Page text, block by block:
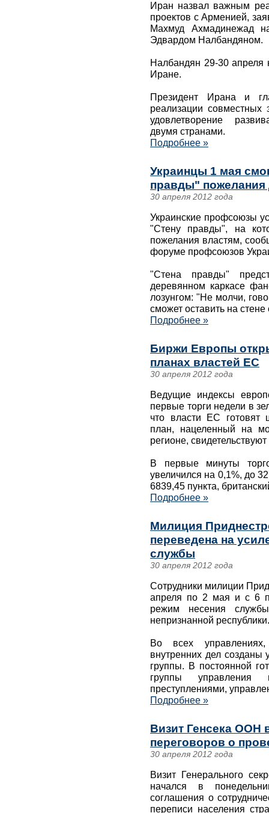
Иран назвал важным
проектов с Арменией,
Махмуд Ахмадинежад
Эдвардом Налбандяном.
Налбандян 29-30
Иране.
Президент Ирана и
реализации совместных
удовлетворение
двумя странами.
Подробнее »
Украинцы 1 мая
правды" пожелания
30 апреля 2012 года
Украинские профсоюзы
"Стену правды", на
пожелания властям,
форуме профсоюзов
"Стена правды"
деревянном каркасе
лозунгом: "Не молчи,
сможет оставить на
Подробнее »
Биржи Европы
планах властей ЕС
30 апреля 2012 года
Ведущие индексы
первые торги недели в
что власти ЕС готовят
план, нацеленный на
регионе,
В первые минуты
увеличился на 0,1%, до
6839,45 пункта,
Подробнее »
Милиция
переведена на
службы
30 апреля 2012 года
Сотрудники милиции
апреля по 2 мая и с 6
режим несения
непризнанной республики.
Во всех
внутренних дел созданы
группы. В постоянной
группы
преступлениями,
Подробнее »
Визит Генсека ООН
переговоров о
30 апреля 2012 года
Визит Генерального
начался в
соглашения о
переписи населения